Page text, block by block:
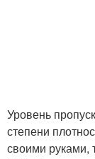
Уровень
степени
своими руками,